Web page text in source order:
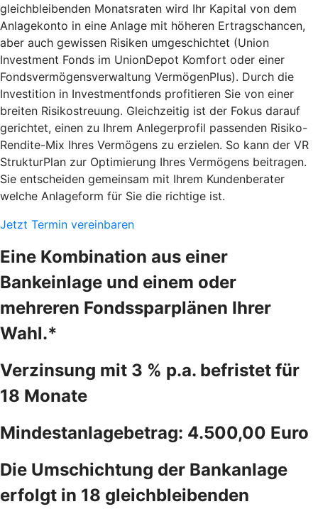
gleichbleibenden Monatsraten wird Ihr Kapital von dem
Anlagekonto in eine Anlage mit höheren Ertragschancen,
aber auch gewissen Risiken umgeschichtet (Union
Investment Fonds im UnionDepot Komfort oder einer
Fondsvermögensverwaltung VermögenPlus). Durch die
Investition in Investmentfonds profitieren Sie von einer
breiten Risikostreuung. Gleichzeitig ist der Fokus darauf
gerichtet, einen zu Ihrem Anlegerprofil passenden Risiko-
Rendite-Mix Ihres Vermögens zu erzielen. So kann der VR
StrukturPlan zur Optimierung Ihres Vermögens beitragen.
Sie entscheiden gemeinsam mit Ihrem Kundenberater
welche Anlageform für Sie die richtige ist.
Jetzt Termin vereinbaren
Eine Kombination aus einer
Bankeinlage und einem oder
mehreren Fondssparplänen Ihrer
Wahl.*
Verzinsung mit 3 % p.a. befristet für
18 Monate
Mindestanlagebetrag: 4.500,00 Euro
Die Umschichtung der Bankanlage
erfolgt in 18 gleichbleibenden